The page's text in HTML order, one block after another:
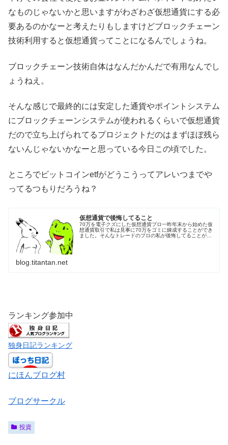
なものじゃないかと思いますがわざわざ仮想通貨にする必
要あるのかなーと考えたりもしますけどブロックチェーン
技術利用すると仮想通貨ってことになるんでしょうね。
ブロックチェーン技術自体はなんだかんだで有用なんでし
ょうねえ。
そんな感じで最終的には安定した通貨やポイントシステム
にブロックチェーンシステムが使われるくらいで仮想通貨
だので立ち上げられてるプロジェクトだのはまずほぼ残ら
ないんじゃないかなーと思っている今日この頃でした。
ところでビットコインetfがどうこうってアレいつまでや
ってるつもりだろうね？
仮想通貨で後悔してること
70万を電子クズにした仮想通貨プロ一昨年末から始めた仮
想通貨取引で私は見事に70万をゴミに錬成することができ
ました。そんなトレードのプロの私が後悔してることがあ
blog.titantan.net
ランキング参加中
独身日記ランキング
にほんブログ村
ブログサークル
投資